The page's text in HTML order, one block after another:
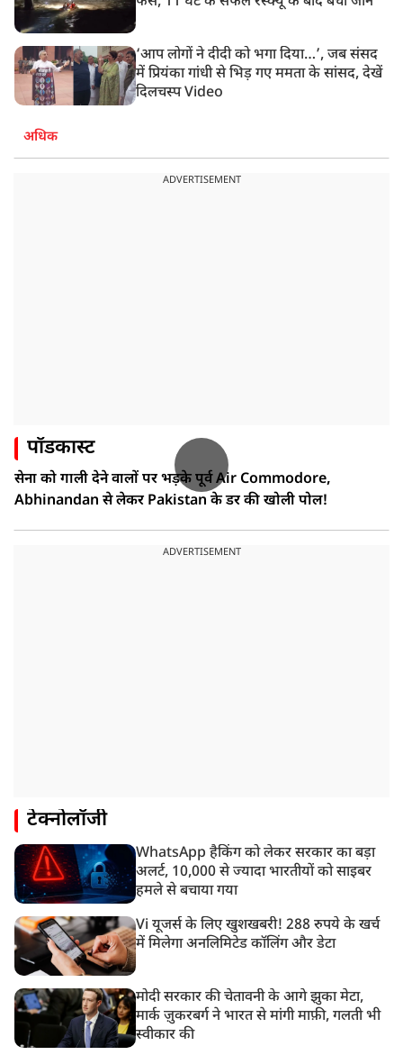
‘आप लोगों ने दीदी को भगा दिया…’, जब संसद
में प्रियंका गांधी से भिड़ गए ममता के सांसद, देखें
दिलचस्प Video
अधिक
ADVERTISEMENT
पॉडकास्ट
सेना को गाली देने वालों पर भड़के पूर्व Air Commodore,
Abhinandan से लेकर Pakistan के डर की खोली पोल!
ADVERTISEMENT
टेक्नोलॉजी
WhatsApp हैकिंग को लेकर सरकार का बड़ा
अलर्ट, 10,000 से ज्यादा भारतीयों को साइबर
हमले से बचाया गया
Vi यूजर्स के लिए खुशखबरी! 288 रुपये के खर्च
में मिलेगा अनलिमिटेड कॉलिंग और डेटा
मोदी सरकार की चेतावनी के आगे झुका मेटा,
मार्क ज़ुकरबर्ग ने भारत से मांगी माफ़ी, गलती भी
स्वीकार की